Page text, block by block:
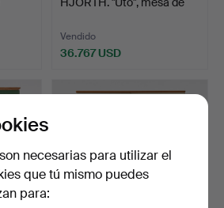
Vendido
36.767 USD
seleccionado
necesarias para utilizar el
que tú mismo puedes
para: